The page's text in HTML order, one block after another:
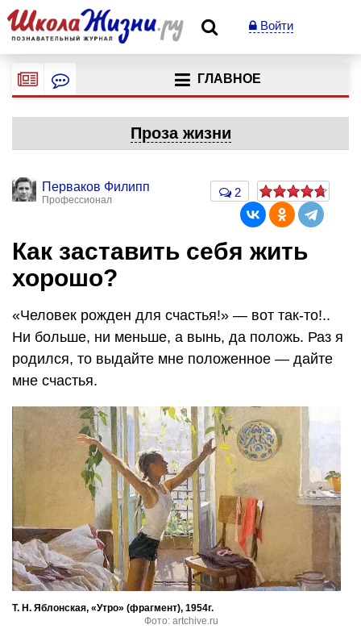
Войти
ГЛАВНОЕ
Проза жизни
Перваков Филипп
Профессионал
2
Как заставить себя жить
хорошо?
«Человек рожден для счастья!» — вот так-то!..
Ни больше, ни меньше, а вынь, да положь. Раз я
родился, то выдайте мне положенное — дайте
мне счастья.
Т. Н. Яблонская, «Утро» (фрагмент), 1954г.
Фото: artchive.ru